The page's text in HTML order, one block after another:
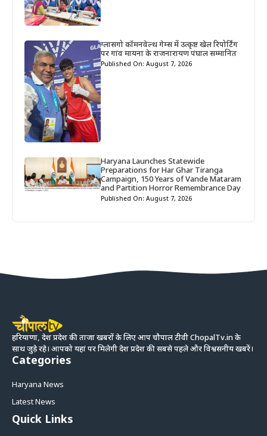
ग्लासगो कॉमनवेल्थ गेम्स में उत्कृष्ट खेल रिपोर्टिंग
पर गांव मायना के राजनारायण पंघाल सम्मानित
Published On: August 7, 2026
Haryana Launches Statewide
Preparations for Har Ghar Tiranga
Campaign, 150 Years of Vande Mataram
and Partition Horror Remembrance Day
Published On: August 7, 2026
हरियाणा, देश प्रदेश की ताजा खबरों के लिए आप चौपाल टीवी ChopalTv.in के
साथ जुड़े रहे। आपको यहां पर मिलेगी देश प्रदेश की सबसे पहले और विश्वसनीय खबरें।
Categories
Haryana News
Latest News
Quick Links